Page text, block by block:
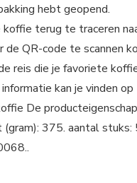
hebt geopend.
koffie terug te traceren
de QR-code te scannen
reis die je favoriete
kan je vinden op
De
(gram): 375. aantal